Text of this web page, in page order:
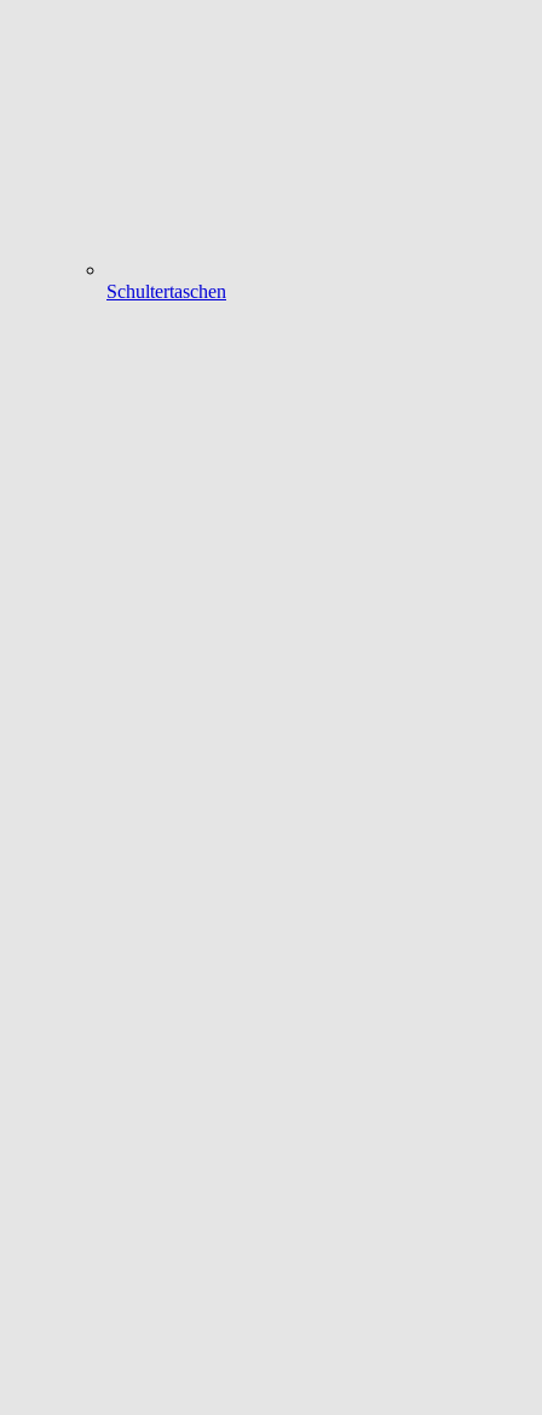
Schultertaschen